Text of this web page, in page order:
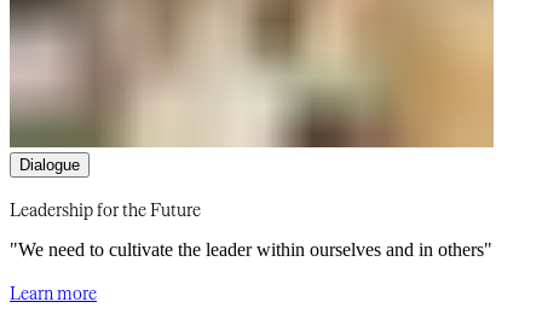
Dialogue​​​​‌ ‍ ​‍​‍‌‍ ‌ ​‍‌‍‍‌‌‍‌ ‌‍‍‌‌‍ ‍​‍​‍​ ‍‍​‍​‍‌ ​ ‌‍​‌‌‍ ‍‌‍‍‌‌ ‌​‌ ‍‌​‍ ‍‌‍‍‌‌‍ ​‍​‍​‍ ​​‍​‍‌‍‍​‌ ​‍‌‍‌‌‌‍‌‍​‍​‍​ ‍‍​‍​‍‌‍‍​‌ ‌​‌ ‌​‌ ​​‌ ​ ​‍ ​‍ ‌‍‌‍‌‍ ‌ ​‍‌ ​ ‌‍‌‌‌ ‌​‌‍‍‌​‍ ‌‌‍‍‌‌ ​ ‌‍ ​‌‍​‌‌‍ ‍‌‍‌​‌ ​ ​‍ ‍‌ ‌‍‌‍‌‌‌ ​‍‌‍​ ‌‍‌‌‌‍ ​​‍ ‍‌‍​‌‌ ​​‌ ​​​‍ ‌ ​ ‌ ‌​‌ ‌‌‌‍‌​‌‍‍‌‌‍ ​‍ ‌‍‍‌‌‍ ‍‌ ‌​‌‍‌‌‌‍ ‍‌ ‌​​‍ ‌‍‌‌‌‍‌​‌‍‍‌‌ ‌​​‍ ‌‍ ‌‌‍ ‌‍‌​‌‍‌‌​ ‌‌ ​​‌ ​‍‌‍‌‌‌ ​ ‌‍‌‌‌‍ ‍‌ ‌​‌‍​‌‌ ‌​‌‍‍‌‌‍ ‌‍ ‍​ ‍ ‌‍‍‌‌‍‌​​ ‌​ ‍​​ ‌ ‌‍‌​​ ‌‌​ ​​​ ‍‌​ ​‍​ ‌‍​‍ ‌​ ‌‌‌‍‌‍​ ‌​‌‍‌‌​‍ ‌​ ‌​​ ​​‌‍​ ​ ​‌​‍ ‌‌‍​‌​ ‌​‌‍​ ​ ‍​​‍ ‌​ ‌‌​ ‌‍​ ‌​‌‍‌‌​ ‌‍​ ‌ ​ ‌ ‌‍‌‍​ ​​​ ​​‌‍‌‍​ ​ ​ ‍ ‌ ‌​‌ ‍‌‌ ​​‌‍‌‌​ ‌‌ ‌​‌‍​‌‌‍‌ ​ ‍ ‌ ​​‌‍​‌‌ ‌​‌‍‍​​ ‌‌ ‌​‌‍‍‌‌ ‌​‌‍ ​‌‍‌‌‌​‌‌‌‍ ‍​ ‌‍​‍‌‍​‌‌ ​ ‌‍‌‌‌‌‌‌‌ ​‍‌‍ ​​ ‌‌‍‍​‌ ‌​‌ ‌​‌ ​​‌ ​ ​‍‌‌​ ​‍‌​‌‍​‍‌‌​ ​‍‌​‌‍‌‍‌‍‌‍ ‌ ​‍‌ ​ ‌‍‌‌‌ ‌​‌‍‍‌​‍ ‌‌‍‍‌‌ ​ ‌‍ ​‌‍​‌‌‍ ‍‌‍‌​‌ ​ ​‍ ‍‌ ‌‍‌‍‌‌‌ ​‍‌‍​ ‌‍‌‌‌‍ ​​‍ ‍‌‍​‌‌ ​​‌ ​​​‍‌‌​ ​‍‌​‌‍‌ ​ ‌ ‌​‌ ‌‌‌‍‌​‌‍‍‌‌‍ ​‍‌‍‌‍‍‌‌‍‌​​ ‌​ ‍​​ ‌ ‌‍‌​​ ‌‌​ ​​​ ‍‌​ ​‍​ ‌‍​‍ ‌​ ‌‌‌‍‌‍​ ‌​‌‍‌‌​‍ ‌​ ‌​​ ​​‌‍​ ​ ​‌​‍ ‌‌‍​‌​ ‌​‌‍​ ​ ‍​​‍ ‌​ ‌‌​ ‌‍​ ‌​‌‍‌‌​ ‌‍​ ‌ ​ ‌ ‌‍‌‍​ ​​​ ​​‌‍‌‍​ ​ ​‍‌‍‌ ‌​‌ ‍‌‌ ​​‌‍‌‌​ ‌‌ ‌​‌‍​‌‌‍‌ ​‍‌‍‌ ​​‌‍​‌‌ ‌​‌‍‍​​ ‌‌ ‌​‌‍‍‌‌ ‌​‌‍ ​‌‍‌‌‌​‌‌‌‍ ‍​‍‌‍‌ ​​‌‍‌‌‌ ​‍‌ ​ ‌ ​​‌‍‌‌‌‍​ ‌ ‌​‌‍‍‌‌ ‌‍‌‍‌‌​ ‌‌ ​​‌ ‌‌‌‍​‍‌‍ ​‌‍‍‌‌ ​ ‌‍‍​‌‍‌‌‌‍‌​​‍​‍‌ ‌
Leadership for the Future​​​​‌ ‍ ​‍​‍‌‍ ‌ ​‍‌‍‍‌‌‍‌ ‌‍‍‌‌‍ ‍​‍​‍​ ‍‍​‍​‍‌ ​ ‌‍​‌‌‍ ‍‌‍‍‌‌ ‌​‌ ‍‌​‍ ‍‌‍‍‌‌‍ ​‍​‍​‍ ​​‍​‍‌‍‍​‌ ​‍‌‍‌‌‌‍‌‍​‍​‍​ ‍‍​‍​‍‌‍‍​‌ ‌​‌ ‌​‌ ​​‌ ​ ​‍ ​‍ ‌‍‌‍‌‍ ‌ ​‍‌ ​ ‌‍‌‌‌ ‌​‌‍‍‌​‍ ‌‌‍‍‌‌ ​ ‌‍ ​‌‍​‌‌‍ ‍‌‍‌​‌ ​ ​‍ ‍‌ ‌‍‌‍‌‌‌ ​‍‌‍​ ‌‍‌‌‌‍ ​​‍ ‍‌‍​‌‌ ​​‌ ​​​‍ ‌ ​ ‌ ‌​‌ ‌‌‌‍‌​‌‍‍‌‌‍ ​‍ ‌‍‍‌‌‍ ‍‌ ‌​‌‍‌‌‌‍ ‍‌ ‌​​‍ ‌‍‌‌‌‍‌​‌‍‍‌‌ ‌​​‍ ‌‍ ‌‌‍ ‌‍‌​‌‍‌‌​ ‌‌ ​​‌ ​‍‌‍‌‌‌ ​ ‌‍‌‌‌‍ ‍‌ ‌​‌‍​‌‌ ‌​‌‍‍‌‌‍ ‌‍ ‍​ ‍ ‌‍‍‌‌‍‌​​ ‌​ ‌‌​ ‍​‌‍‌‌​ ‍​​ ‍​​ ‌ ​ ‍​​ ​ ​‍ ‌​ ‌‌​ ​​‌‍​‌‌‍‌​​‍ ‌​ ‌​​ ​ ​ ‌‌​ ‍‌​‍ ‌‌‍​‌​ ‌​​ ​ ​ ‌​​‍ ‌‌‍‌‍​ ‌‌​ ​​‌‍‌‌‌‍​‌​ ‌‌​ ​​​ ​ ​ ​‌​ ‌‍​ ‌ ‌‍‌‍​ ‍ ‌ ‌​‌ ‍‌‌ ​​‌‍‌‌​ ‌‌ ​​‌‍​‌‌‍‌ ‌‍‌‌​ ‍ ‌ ​​‌‍​‌‌ ‌​‌‍‍​​ ‌‌ ​​‌‍​‌‌‍‌ ‌‍‌‌‌​​‍‌ ‌‌‌‍‍‌‌‍ ​‌‍‌​‌‍‌‌‌ ​‍​‍‌‌​ ‌‌‌​​‍‌‌ ‌‍‍ ‌‍‌‌‌ ‍‌​‍‌‌​ ​ ‌​‌​​‍‌‌​ ​ ‌​‌​​‍‌‌​ ​‍​ ​‍‌‍​ ‌‍​‍​ ​​​ ‌‌‌‍‌​​ ​ ‌‍‌‌‌‍​‌‌‍‌​‌‍​ ‌‍‌‍‌‍‌‌​‍‌‌​ ​‍​ ​‍​‍‌‌​ ‌‌‌​‌​​‍ ‍‌ ​​‌‍​‌‌‍‌ ‌‍‌‌‌ ​ ​‍‌‌​ ‌‌‌​​‍‌‌ ‌‍‍ ‌‍‌‌‌ ‍‌​‍‌‌​ ​ ‌​‌​​‍‌‌​ ​ ‌​‌​​‍‌‌​ ​‍​ ​‍​ ​‍​ ​​​ ‌ ​ ​ ​ ​ ​ ​‍​ ‌ ​ ​ ‌‍​‍​ ‍‌‌‍​‌​ ​‌​‍‌‌​ ​‍​ ​‍​‍‌‌​ ‌‌‌​‌​​‍ ‍‌ ‌​‌‍‍‌‌ ‌​‌‍ ​‌‍‌‌​ ‌‍​‍‌‍​‌‌ ​ ‌‍‌‌‌‌‌‌‌ ​‍‌‍ ​​ ‌‌‍‍​‌ ‌​‌ ‌​‌ ​​‌ ​ ​‍‌‌​ ​‍‌​‌‍​‍‌‌​ ​‍‌​‌‍‌‍‌‍‌‍ ‌ ​‍‌ ​ ‌‍‌‌‌ ‌​‌‍‍‌​‍ ‌‌‍‍‌‌ ​ ‌‍ ​‌‍​‌‌‍ ‍‌‍‌​‌ ​ ​‍ ‍‌ ‌‍‌‍‌‌‌ ​‍‌‍​ ‌‍‌‌‌‍ ​​‍ ‍‌‍​‌‌ ​​‌ ​​​‍‌‌​ ​‍‌​‌‍‌ ​ ‌ ‌​‌ ‌‌‌‍‌​‌‍‍‌‌‍ ​‍‌‍‌‍‍‌‌‍‌​​ ‌​ ‌‌​ ‍​‌‍‌‌​ ‍​​ ‍​​ ‌ ​ ‍​​ ​ ​‍ ‌​ ‌‌​ ​​‌‍​‌‌‍‌​​‍ ‌​ ‌​​ ​ ​ ‌‌​ ‍‌​‍ ‌‌‍​‌​ ‌​​ ​ ​ ‌​​‍ ‌‌‍‌‍​ ‌‌​ ​​‌‍‌‌‌‍​‌​ ‌‌​ ​​​ ​ ​ ​‌​ ‌‍​ ‌ ‌‍‌‍​‍‌‍‌ ‌​‌ ‍‌‌ ​​‌‍‌‌​ ‌‌ ​​‌‍​‌‌‍‌ ‌‍‌‌​‍‌‍‌ ​​‌‍​‌‌ ‌​‌‍‍​​ ‌‌ ​​‌‍​‌‌‍‌ ‌‍‌‌‌​​‍‌ ‌‌‌‍‍‌‌‍ ​‌‍‌​‌‍‌‌‌ ​‍​‍‌‌​ ‌‌‌​​‍‌‌ ‌‍‍ ‌‍‌‌‌ ‍‌​‍‌‌​ ​ ‌​‌​​‍‌‌​ ​ ‌​‌​​‍‌‌​ ​‍​ ​‍‌‍​ ‌‍​‍​ ​​​ ‌‌‌‍‌​​ ​ ‌‍‌‌‌‍​‌‌‍‌​‌‍​ ‌‍‌‍‌‍‌‌​‍‌‌​ ​‍​ ​‍​‍‌‌​ ‌‌‌​‌​​‍ ‍‌ ​​‌‍​‌‌‍‌ ‌‍‌‌‌ ​ ​‍‌‌​ ‌‌‌​​‍‌‌ ‌‍‍ ‌‍‌‌‌ ‍‌​‍‌‌​ ​ ‌​‌​​‍‌‌​ ​ ‌​‌​​‍‌‌​ ​‍​ ​‍​ ​‍​ ​​​ ‌ ​ ​ ​ ​ ​ ​‍​ ‌ ​ ​ ‌‍​‍​ ‍‌‌‍​‌​ ​‌​‍‌‌​ ​‍​ ​‍​‍‌‌​ ‌‌‌​‌​​‍ ‍‌ ‌​‌‍‍‌‌ ‌​‌‍ ​‌‍‌‌​‍‌‍‌ ​​‌‍‌‌‌ ​‍‌ ​ ‌ ​​‌‍‌‌‌‍​ ‌ ‌​‌‍‍‌‌ ‌‍‌‍‌‌​ ‌‌ ​​‌ ‌‌‌‍​‍‌‍ ​‌‍‍‌‌ ​ ‌‍‍​‌‍‌‌‌‍‌​​‍​‍‌ ‌
"We need to cultivate the leader within ourselves and in others"
Learn more​​​​‌ ‍ ​‍​‍‌‍ ‌ ​‍‌‍‍‌‌‍‌ ‌‍‍‌‌‍ ‍​‍​‍​ ‍‍​‍​‍‌ ​ ‌‍​‌‌‍ ‍‌‍‍‌‌ ‌​‌ ‍‌​‍ ‍‌‍‍‌‌‍ ​‍​‍​‍ ​​‍​‍‌‍‍​‌ ​‍‌‍‌‌‌‍‌‍​‍​‍​ ‍‍​‍​‍‌‍‍​‌ ‌​‌ ‌​‌ ​​‌ ​ ​‍ ​‍ ‌‍‌‍‌‍ ‌ ​‍‌ ​ ‌‍‌‌‌ ‌​‌‍‍‌​‍ ‌‌‍‍‌‌ ​ ‌‍ ​‌‍​‌‌‍ ‍‌‍‌​‌ ​ ​‍ ‍‌ ‌‍‌‍‌‌‌ ​‍‌‍​ ‌‍‌‌‌‍ ​​‍ ‍‌‍​‌‌ ​​‌ ​​​‍ ‌ ​ ‌ ‌​‌ ‌‌‌‍‌​‌‍‍‌‌‍ ​‍ ‌‍‍‌‌‍ ‍‌ ‌​‌‍‌‌‌‍ ‍‌ ‌​​‍ ‌‍‌‌‌‍‌​‌‍‍‌‌ ‌​​‍ ‌‍ ‌‌‍ ‌‍‌​‌‍‌‌​ ‌‌ ​​‌ ​‍‌‍‌‌‌ ​ ‌‍‌‌‌‍ ‍‌ ‌​‌‍​‌‌ ‌​‌‍‍‌‌‍ ‌‍ ‍​ ‍ ‌‍‍‌‌‍‌​​ ‌​ ‌‌​ ‍​‌‍‌‌​ ‍​​ ‍​​ ‌ ​ ‍​​ ​ ​‍ ‌​ ‌‌​ ​​‌‍​‌‌‍‌​​‍ ‌​ ‌​​ ​ ​ ‌‌​ ‍‌​‍ ‌‌‍​‌​ ‌​​ ​ ​ ‌​​‍ ‌‌‍‌‍​ ‌‌​ ​​‌‍‌‌‌‍​‌​ ‌‌​ ​​​ ​ ​ ​‌​ ‌‍​ ‌ ‌‍‌‍​ ‍ ‌ ‌​‌ ‍‌‌ ​​‌‍‌‌​ ‌‌ ​​‌‍​‌‌‍‌ ‌‍‌‌​ ‍ ‌ ​​‌‍​‌‌ ‌​‌‍‍​​ ‌‌ ​​‌‍​‌‌‍‌ ‌‍‌‌‌​​‍‌ ‌‌‌‍‍‌‌‍ ​‌‍‌​‌‍‌‌‌ ​‍​‍‌‌​ ‌‌‌​​‍‌‌ ‌‍‍ ‌‍‌‌‌ ‍‌​‍‌‌​ ​ ‌​‌​​‍‌‌​ ​ ‌​‌​​‍‌‌​ ​‍​ ​‍‌‍​ ‌‍​‍​ ​​​ ‌‌‌‍‌​​ ​ ‌‍‌‌‌‍​‌‌‍‌​‌‍​ ‌‍‌‍‌‍‌‌​‍‌‌​ ​‍​ ​‍​‍‌‌​ ‌‌‌​‌​​‍ ‍‌ ​​‌‍​‌‌‍‌ ‌‍‌‌‌ ​ ​‍‌‌​ ‌‌‌​​‍‌‌ ‌‍‍ ‌‍‌‌‌ ‍‌​‍‌‌​ ​ ‌​‌​​‍‌‌​ ​ ‌​‌​​‍‌‌​ ​‍​ ​‍​ ​‍​ ​​​ ‌ ​ ​ ​ ​ ​ ​‍​ ‌ ​ ​ ‌‍​‍​ ‍‌‌‍​‌​ ​‌​‍‌‌​ ​‍​ ​‍​‍‌‌​ ‌‌‌​‌​​‍ ‍‌‍​ ‌ ‌​‌‍​‌​‍ ‍‌‍ ‍‌‍​‌‌‍ ‌‌‍‌‌​ ‌‍​‍‌‍​‌‌ ​ ‌‍‌‌‌‌‌‌‌ ​‍‌‍ ​​ ‌‌‍‍​‌ ‌​‌ ‌​‌ ​​‌ ​ ​‍‌‌​ ​‍‌​‌‍​‍‌‌​ ​‍‌​‌‍‌‍‌‍‌‍ ‌ ​‍‌ ​ ‌‍‌‌‌ ‌​‌‍‍‌​‍ ‌‌‍‍‌‌ ​ ‌‍ ​‌‍​‌‌‍ ‍‌‍‌​‌ ​ ​‍ ‍‌ ‌‍‌‍‌‌‌ ​‍‌‍​ ‌‍‌‌‌‍ ​​‍ ‍‌‍​‌‌ ​​‌ ​​​‍‌‌​ ​‍‌​‌‍‌ ​ ‌ ‌​‌ ‌‌‌‍‌​‌‍‍‌‌‍ ​‍‌‍‌‍‍‌‌‍‌​​ ‌​ ‌‌​ ‍​‌‍‌‌​ ‍​​ ‍​​ ‌ ​ ‍​​ ​ ​‍ ‌​ ‌‌​ ​​‌‍​‌‌‍‌​​‍ ‌​ ‌​​ ​ ​ ‌‌​ ‍‌​‍ ‌‌‍​‌​ ‌​​ ​ ​ ‌​​‍ ‌‌‍‌‍​ ‌‌​ ​​‌‍‌‌‌‍​‌​ ‌‌​ ​​​ ​ ​ ​‌​ ‌‍​ ‌ ‌‍‌‍​‍‌‍‌ ‌​‌ ‍‌‌ ​​‌‍‌‌​ ‌‌ ​​‌‍​‌‌‍‌ ‌‍‌‌​‍‌‍‌ ​​‌‍​‌‌ ‌​‌‍‍​​ ‌‌ ​​‌‍​‌‌‍‌ ‌‍‌‌‌​​‍‌ ‌‌‌‍‍‌‌‍ ​‌‍‌​‌‍‌‌‌ ​‍​‍‌‌​ ‌‌‌​​‍‌‌ ‌‍‍ ‌‍‌‌‌ ‍‌​‍‌‌​ ​ ‌​‌​​‍‌‌​ ​ ‌​‌​​‍‌‌​ ​‍​ ​‍‌‍​ ‌‍​‍​ ​​​ ‌‌‌‍‌​​ ​ ‌‍‌‌‌‍​‌‌‍‌​‌‍​ ‌‍‌‍‌‍‌‌​‍‌‌​ ​‍​ ​‍​‍‌‌​ ‌‌‌​‌​​‍ ‍‌ ​​‌‍​‌‌‍‌ ‌‍‌‌‌ ​ ​‍‌‌​ ‌‌‌​​‍‌‌ ‌‍‍ ‌‍‌‌‌ ‍‌​‍‌‌​ ​ ‌​‌​​‍‌‌​ ​ ‌​‌​​‍‌‌​ ​‍​ ​‍​ ​‍​ ​​​ ‌ ​ ​ ​ ​ ​ ​‍​ ‌ ​ ​ ‌‍​‍​ ‍‌‌‍​‌​ ​‌​‍‌‌​ ​‍​ ​‍​‍‌‌​ ‌‌‌​‌​​‍ ‍‌‍​ ‌ ‌​‌‍​‌​‍ ‍‌‍ ‍‌‍​‌‌‍ ‌‌‍‌‌​‍‌‍‌ ​​‌‍‌‌‌ ​‍‌ ​ ‌ ​​‌‍‌‌‌‍​ ‌ ‌​‌‍‍‌‌ ‌‍‌‍‌‌​ ‌‌ ​​‌ ‌‌‌‍​‍‌‍ ​‌‍‍‌‌ ​ ‌‍‍​‌‍‌‌‌‍‌​​‍​‍‌ ‌